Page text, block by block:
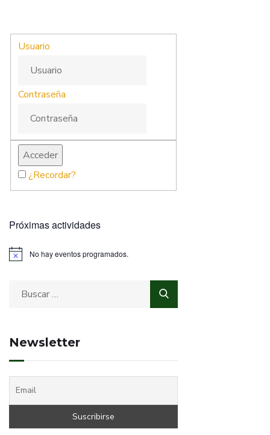
Usuario
Contraseña
¿Recordar?
Próximas actividades
No hay eventos programados.
Newsletter